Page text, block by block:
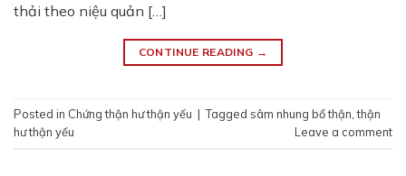
thải theo niệu quản […]
CONTINUE READING →
Posted in Chứng thận hư thận yếu | Tagged sâm nhung bổ thận,thận
hư thận yếu
Leave a comment